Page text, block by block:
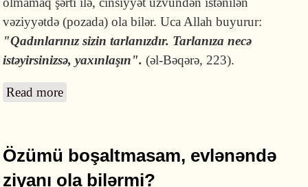
vəziyyətdə (pozada) ola bilər. Uca Allah buyurur:
"Qadınlarınız sizin tarlanızdır. Tarlanıza necə
istəyirsinizsə, yaxınlaşın".(əl-Bəqərə, 223).
Read more
Özümü boşaltmasam, evlənəndə
ziyanı ola bilərmi?